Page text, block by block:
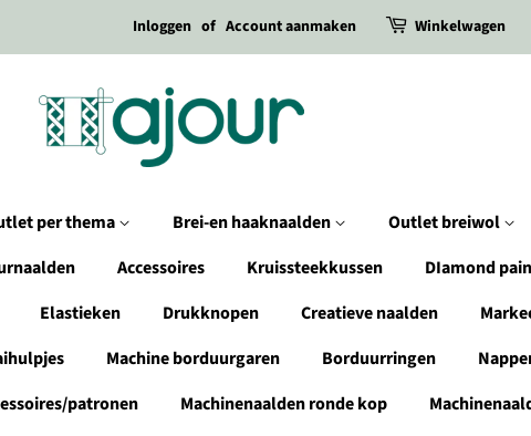
Inloggen of Account aanmaken Winkelwagen
per thema Brei-en haaknaalden Outlet breiwol
Accessoires Kruissteekkussen DIamond
Elastieken Drukknopen Creatieve naalden
Machine borduurgaren Borduurringen
patronen Machinenaalden ronde kop